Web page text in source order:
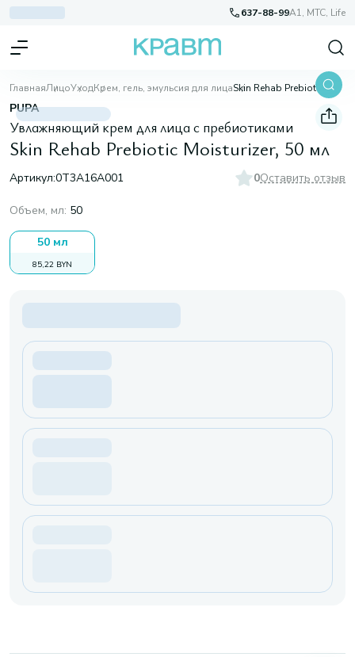
637-88-99A1, МТС, Life
ГлавнаяЛицоУходКрем, гель, эмульсия для лица Skin Rehab Prebiotic Moisturizer, 50 мл
PUPA
Увлажняющий крем для лица с пребиотиками
Skin Rehab Prebiotic Moisturizer, 50 мл
Артикул:0T3A16A001 0Оставить отзыв
Объем, мл: 50
50 мл
85,22 BYN